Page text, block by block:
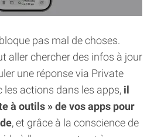
pas mal de choses.
aller chercher des infos à jour
une réponse via Private
les actions dans les apps, il
à outils » de vos apps pour
, et grâce à la conscience de